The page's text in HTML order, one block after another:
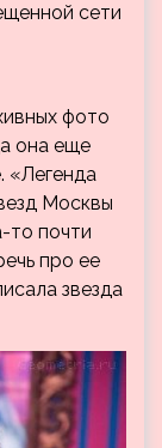
сети
фото
она еще
«Легенда
Москвы
то почти
про ее
звезда